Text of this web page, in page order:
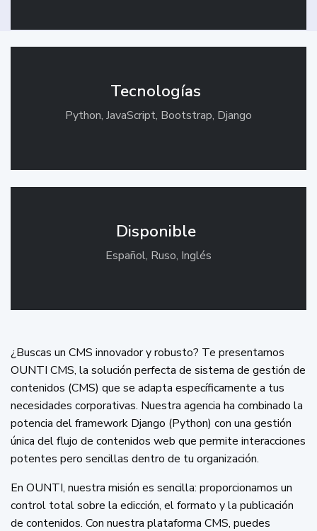
Tecnologías
Python, JavaScript, Bootstrap, Django
Disponible
Español, Ruso, Inglés
¿Buscas un CMS innovador y robusto? Te presentamos
OUNTI CMS, la solución perfecta de sistema de gestión de
contenidos (CMS) que se adapta específicamente a tus
necesidades corporativas. Nuestra agencia ha combinado la
potencia del framework Django (Python) con una gestión
única del flujo de contenidos web que permite interacciones
potentes pero sencillas dentro de tu organización.
En OUNTI, nuestra misión es sencilla: proporcionamos un
control total sobre la edicción, el formato y la publicación
de contenidos. Con nuestra plataforma CMS, puedes